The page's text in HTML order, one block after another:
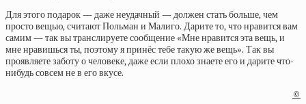
Для этого подарок — даже неудачный — должен стать больше, чем
просто вещью, считают Польман и Малиго. Дарите то, что нравится вам
самим — так вы транслируете сообщение «Мне нравится эта вещь, и
мне нравишься ты, поэтому я принёс тебе такую же вещь». Так вы
проявляете заботу о человеке, даже если плохо знаете его и дарите что-
нибудь совсем не в его вкусе.
©